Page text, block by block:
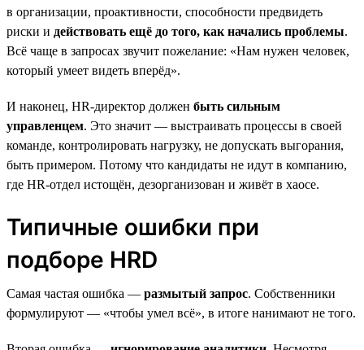
в организации, проактивности, способности предвидеть
риски и действовать ещё до того, как начались проблемы.
Всё чаще в запросах звучит пожелание: «Нам нужен человек,
который умеет видеть вперёд».
И наконец, HR-директор должен быть сильным
управленцем. Это значит — выстраивать процессы в своей
команде, контролировать нагрузку, не допускать выгорания,
быть примером. Потому что кандидаты не идут в компанию,
где HR-отдел истощён, дезорганизован и живёт в хаосе.
Типичные ошибки при
подборе HRD
Самая частая ошибка — размытый запрос. Собственники
формулируют — «чтобы умел всё», в итоге нанимают не того.